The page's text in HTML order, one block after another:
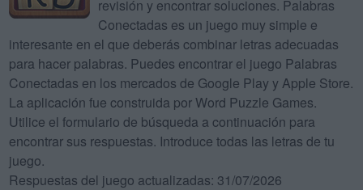
revisión y encontrar soluciones. Palabras
Conectadas es un juego muy simple e
interesante en el que deberás combinar letras adecuadas
para hacer palabras. Puedes encontrar el juego Palabras
Conectadas en los mercados de Google Play y Apple Store.
La aplicación fue construida por Word Puzzle Games.
Utilice el formulario de búsqueda a continuación para
encontrar sus respuestas. Introduce todas las letras de tu
juego.
Respuestas del juego actualizadas: 31/07/2026